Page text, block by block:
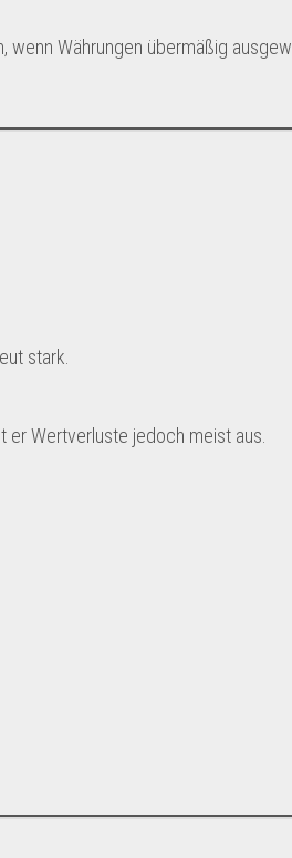
wenn Währungen übermäßig
stark.
er Wertverluste jedoch meist aus.